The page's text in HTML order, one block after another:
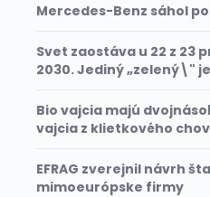
Mercedes-Benz sáhol
Svet zaostáva u 22 z
2030. Jediný „zelený\"
Bio vajcia majú
vajcia z klietkového
EFRAG zverejnil návrh
mimoeurópske firmy